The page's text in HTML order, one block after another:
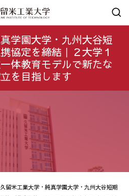
学園大学・九州大谷短
協定を締結｜２大学１
体教育モデルで新たな
を目指します
久留米工業大学・純真学園大学・九州大谷短期